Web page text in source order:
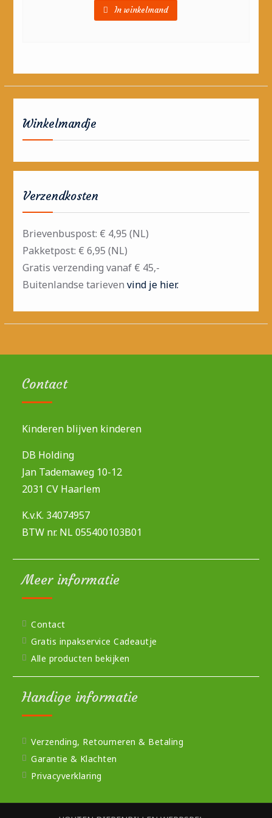
In winkelmand
Winkelmandje
Verzendkosten
Brievenbuspost: € 4,95 (NL)
Pakketpost: € 6,95 (NL)
Gratis verzending vanaf € 45,-
Buitenlandse tarieven vind je hier.
Contact
Kinderen blijven kinderen
DB Holding
Jan Tademaweg 10-12
2031 CV Haarlem
K.v.K. 34074957
BTW nr. NL 055400103B01
Meer informatie
Contact
Gratis inpakservice Cadeautje
Alle producten bekijken
Handige informatie
Verzending, Retourneren & Betaling
Garantie & Klachten
Privacyverklaring